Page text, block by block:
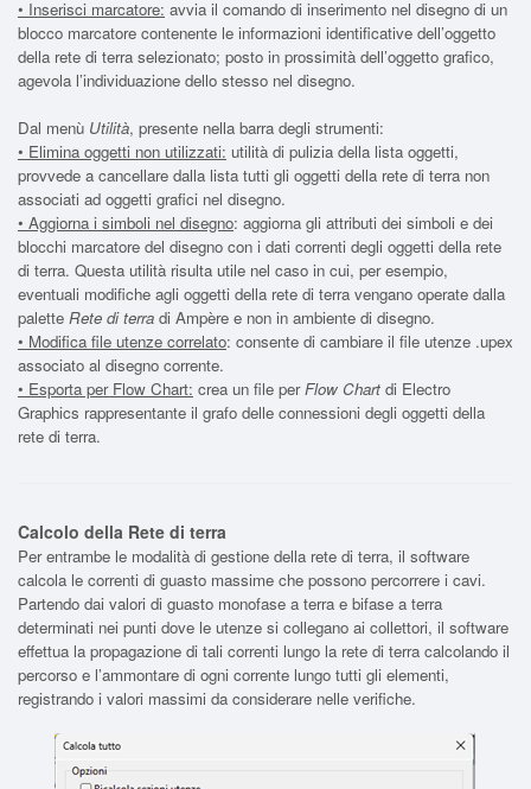
• Inserisci marcatore: avvia il comando di inserimento nel disegno di un
blocco marcatore contenente le informazioni identificative dell’oggetto
della rete di terra selezionato; posto in prossimità dell’oggetto grafico,
agevola l’individuazione dello stesso nel disegno.
Dal menù Utilità, presente nella barra degli strumenti:
• Elimina oggetti non utilizzati: utilità di pulizia della lista oggetti,
provvede a cancellare dalla lista tutti gli oggetti della rete di terra non
associati ad oggetti grafici nel disegno.
• Aggiorna i simboli nel disegno: aggiorna gli attributi dei simboli e dei
blocchi marcatore del disegno con i dati correnti degli oggetti della rete
di terra. Questa utilità risulta utile nel caso in cui, per esempio,
eventuali modifiche agli oggetti della rete di terra vengano operate dalla
palette Rete di terra di Ampère e non in ambiente di disegno.
• Modifica file utenze correlato: consente di cambiare il file utenze .upex
associato al disegno corrente.
• Esporta per Flow Chart: crea un file perFlow Chart di Electro
Graphics rappresentante il grafo delle connessioni degli oggetti della
rete di terra.
Calcolo della Rete di terra
Per entrambe le modalità di gestione della rete di terra, il software
calcola le correnti di guasto massime che possono percorrere i cavi.
Partendo dai valori di guasto monofase a terra e bifase a terra
determinati nei punti dove le utenze si collegano ai collettori, il software
effettua la propagazione di tali correnti lungo la rete di terra calcolando il
percorso e l’ammontare di ogni corrente lungo tutti gli elementi,
registrando i valori massimi da considerare nelle verifiche.